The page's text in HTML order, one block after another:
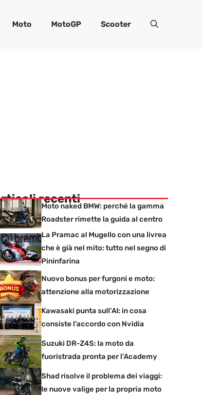
Moto MotoGP Scooter
recenti
Moto naked BMW: perché la gamma
Roadster rimette la guida al centro
La Pramac al Mugello con una livrea
che è già nel mito: tutto nel segno di
Pininfarina
Nuovo bonus per furgoni e moto:
attenzione alla motorizzazione
Kawasaki punta sull’AI: in cosa
consiste l’accordo con Nvidia
Suzuki DR-Z4S: la moto da
fuoristrada pronta per l’Academy
Shad risolve il problema dei viaggi:
le nuove valige per la propria moto